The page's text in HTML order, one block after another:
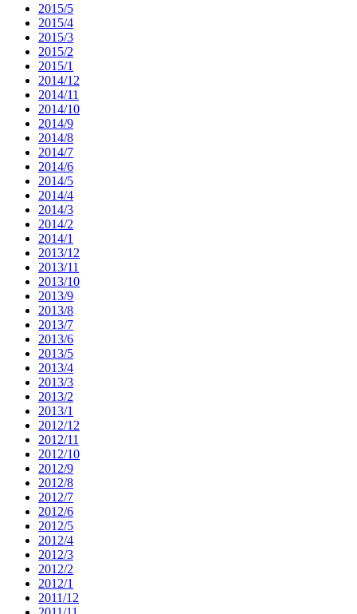
2015/5
2015/4
2015/3
2015/2
2015/1
2014/12
2014/11
2014/10
2014/9
2014/8
2014/7
2014/6
2014/5
2014/4
2014/3
2014/2
2014/1
2013/12
2013/11
2013/10
2013/9
2013/8
2013/7
2013/6
2013/5
2013/4
2013/3
2013/2
2013/1
2012/12
2012/11
2012/10
2012/9
2012/8
2012/7
2012/6
2012/5
2012/4
2012/3
2012/2
2012/1
2011/12